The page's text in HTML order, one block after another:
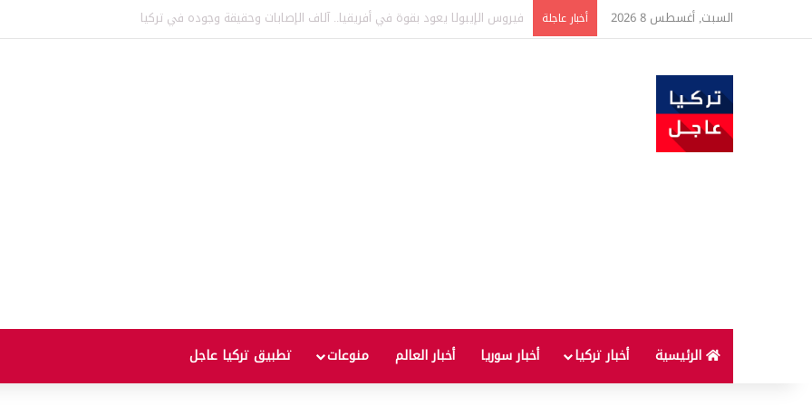
السبت, أغسطس 8 2026 أخبار عاجلة مشروع قطار سريع يربط أنقرة بقيصري.. 7 ساعات ستصبح ساعة و45 دقيقة
الرئيسية أخبار تركيا أخبار سوريا أخبار العالم منوعات تطبيق تركيا عاجل